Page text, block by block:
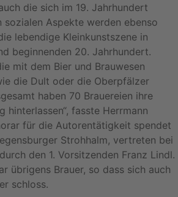
die sich im 19. Jahrhundert
sozialen Aspekte werden ebenso
lebendige Kleinkunstszene in
beginnenden 20. Jahrhundert.
mit dem Bier und Brauwesen
die Dult oder die Oberpfälzer
haben 70 Brauereien ihre
hinterlassen“, fasste Herrmann
für die Autorentätigkeit spendet
Strohhalm, vertreten bei
den 1. Vorsitzenden Franz Lindl.
übrigens Brauer, so dass sich auch
schloss.